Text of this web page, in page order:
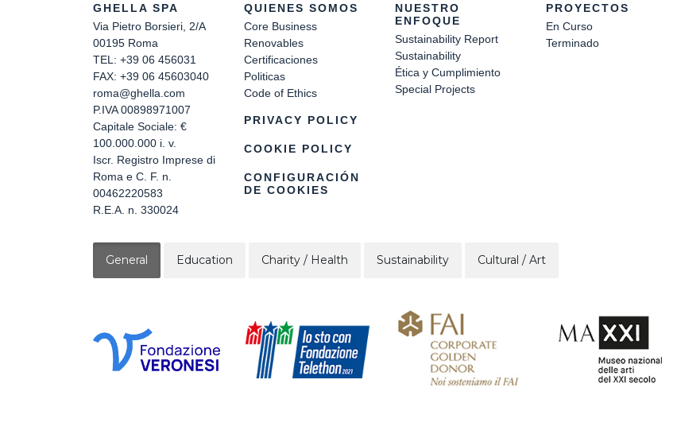
GHELLA SPA
Via Pietro Borsieri, 2/A
00195 Roma
TEL: +39 06 456031
FAX: +39 06 45603040
roma@ghella.com
P.IVA 00898971007
Capitale Sociale: €
100.000.000 i. v.
Iscr. Registro Imprese di
Roma e C. F. n.
00462220583
R.E.A. n. 330024
QUIENES SOMOS
Core Business
Renovables
Certificaciones
Politicas
Code of Ethics
PRIVACY POLICY
COOKIE POLICY
CONFIGURACIÓN
DE COOKIES
NUESTRO
ENFOQUE
Sustainability Report
Sustainability
Ética y Cumplimiento
Special Projects
PROYECTOS
En Curso
Terminado
General Education Charity / Health Sustainability Cultural / Art